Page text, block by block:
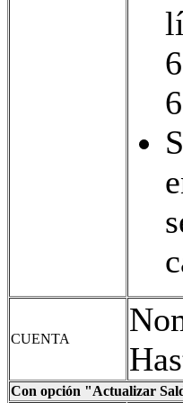
CUENTA
Con opción "Actualizar